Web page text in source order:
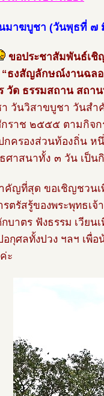
มาฆบูชา (วันพุธที่
ขอประชาสัมพันธ์เชิ
“ธงสัญลักษณ์งานฉล
วัด ธรรมสถาน สถา
วันวิสาขบูชา วันสำ
ราช ๒๕๕๕ ตามกิจก
กครองส่วนท้องถิ่น
ศาสนาทั้ง ๓ วัน เป็น
คัญที่สุด ขอเชิญชวน
รตรัสรู้ของพระพุทธเ
บาตร ฟังธรรม เวียน
อกุศลทั้งปวง ฯลฯ เพื่
ะ